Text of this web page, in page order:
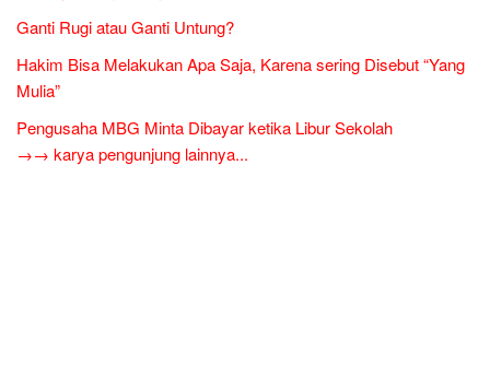
Ganti Rugi atau Ganti Untung?
Hakim Bisa Melakukan Apa Saja, Karena sering Disebut “Yang
Mulia”
Pengusaha MBG Minta Dibayar ketika Libur Sekolah
→→ karya pengunjung lainnya...